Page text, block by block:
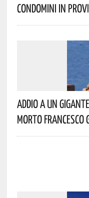
Condomini In
Addio A Un
Morto Francesco